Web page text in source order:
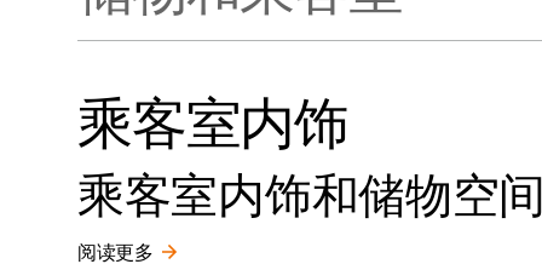
联系我们
探索Polestar 3
公共充电
车主服务
新闻
乘客室内饰
乘客室内饰和储物空
阅读更多